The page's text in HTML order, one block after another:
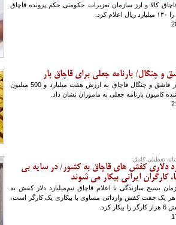
کالا و ارز سازمان تعزیرات حکومتی حکم پرونده قاچاق
و چنگال/ بارنامه جعلی برای قاچاق بار
محموله میلیاردی از قاشق و چنگال قاچاق به ارزش هفت میلیارد و 500 میلیون
کامیون بارنامه جعلی به ماموران نشان داد.
تعطیلی کامل؛
دلاری کفش های قاچاق به کشور/ در سایه بی
کارگران ایرانی بیکار می شوند
بسیج سازندگی با اعلام قاچاق نیم‌میلیارد دلار کفش به
هر یک جفت کفش وارداتی مساوی با بیکاری یک کارگر است،
کرد.